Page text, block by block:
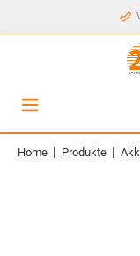
Home | Produkte |